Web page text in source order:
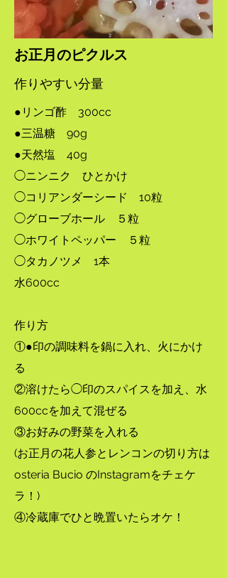
​お正月のピクルス
​作りやすい分量
●リンゴ酢 300cc
​●三温糖 90g
​●天然塩 40g
◯ニンニク ひとかけ
◯コリアンダーシード 10粒
◯グローブホール ５粒
◯ホワイトペッパー ５粒
◯タカノツメ 1本
​水600cc
作り方
​①●印の調味料を鍋に入れ、火にかけ
る
②溶けたら◯印のスパイスを加え、水
600ccを加えて混ぜる
③お好みの野菜を入れる
​(お正月の花人参とレンコンの切り方は
osteria Bucio のInstagramをチェケ
ラ！)
​④冷蔵庫でひと晩置いたらオケ！